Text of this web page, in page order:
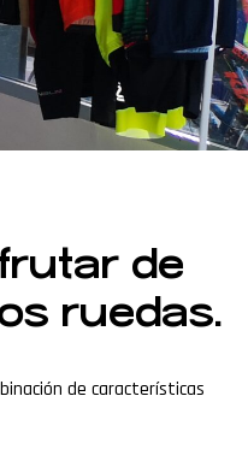
de
ruedas.
de características